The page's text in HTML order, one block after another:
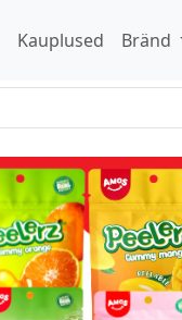
Kauplused Bränd